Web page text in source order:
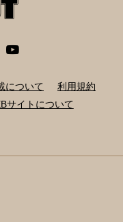
について
利用規約
サイトについて